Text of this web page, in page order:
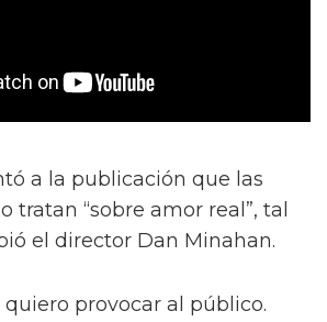
a la publicación que las
tratan “sobre amor real”, tal
el director Dan Minahan.
quiero provocar al público.